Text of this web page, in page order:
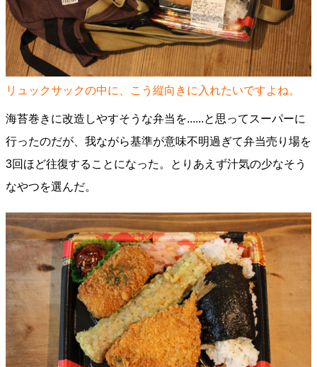
リュックサックの中に、こう縦向きに入れたいですよね。
海苔巻きに改造しやすそうな弁当を......と思ってスーパーに
行ったのだが、我ながら基準が意味不明過ぎて弁当売り場を
3回ほど往復することになった。とりあえず汁気の少なそう
なやつを選んだ。